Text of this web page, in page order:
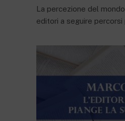
La percezione del
editori a seguire